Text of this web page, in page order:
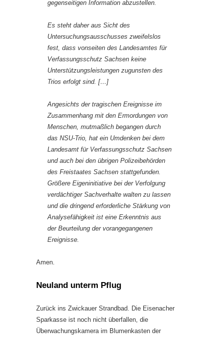
gegenseitigen Information abzustellen.
Es steht daher aus Sicht des
Untersuchungsausschusses zweifelslos
fest, dass vonseiten des Landesamtes für
Verfassungsschutz Sachsen keine
Unterstützungsleistungen zugunsten des
Trios erfolgt sind. […]
Angesichts der tragischen Ereignisse im
Zusammenhang mit den Ermordungen von
Menschen, mutmaßlich begangen durch
das NSU-Trio, hat ein Umdenken bei dem
Landesamt für Verfassungsschutz Sachsen
und auch bei den übrigen Polizeibehörden
des Freistaates Sachsen stattgefunden.
Größere Eigeninitiative bei der Verfolgung
verdächtiger Sachverhalte walten zu lassen
und die dringend erforderliche Stärkung von
Analysefähigkeit ist eine Erkenntnis aus
der Beurteilung der vorangegangenen
Ereignisse.
Amen.
Neuland unterm Pflug
Zurück ins Zwickauer Strandbad. Die Eisenacher
Sparkasse ist noch nicht überfallen, die
Überwachungskamera im Blumenkasten der